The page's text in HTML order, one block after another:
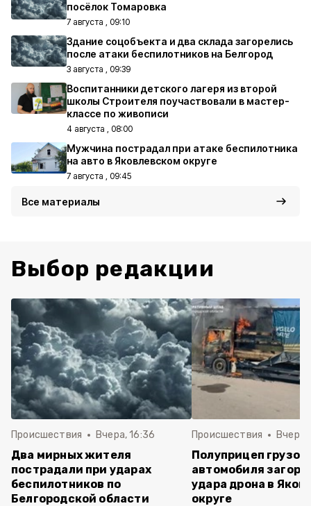
посёлок Томаровка
7 августа , 09:10
Здание соцобъекта и два склада загорелись
после атаки беспилотников на Белгород
3 августа , 09:39
Воспитанники детского лагеря из второй
школы Строителя поучаствовали в мастер-
классе по живописи
4 августа , 08:00
Мужчина пострадал при атаке беспилотника
на авто в Яковлевском округе
7 августа , 09:45
Все материалы
Выбор редакции
Происшествия Вчера, 16:36
Два мирных жителя
пострадали при ударах
беспилотников по
Белгородской области
Происшествия Вчера,
Полуприцеп
автомобиля
удара дрона в
округе